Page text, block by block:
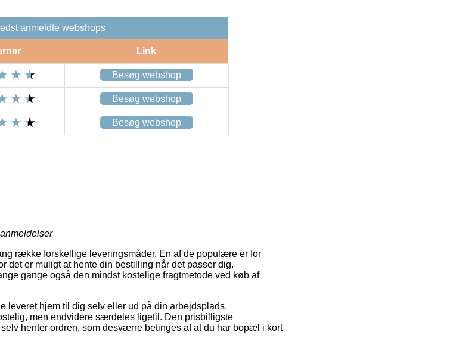
anmeldte webshops
Link
Besøg webshop
Besøg webshop
Besøg webshop
anmeldelser
række forskellige leveringsmåder. En af de populære er for
er muligt at hente din bestilling når det passer dig.
gange også den mindst kostelige fragtmetode ved køb af
leveret hjem til dig selv eller ud på din arbejdsplads.
men endvidere særdeles ligetil. Den prisbilligste
henter ordren, som desværre betinges af at du har bopæl i kort